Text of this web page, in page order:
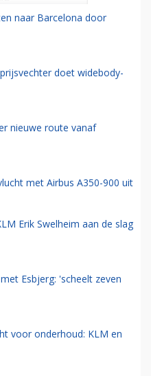
naar Barcelona door
doet widebody-
nieuwe route vanaf
met Airbus A350-900 uit
Erik Swelheim aan de slag
Esbjerg: 'scheelt zeven
voor onderhoud: KLM en